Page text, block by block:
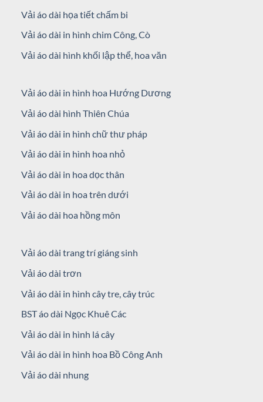
Vải áo dài họa tiết chấm bi
Vải áo dài in hình chim Công, Cò
Vải áo dài hình khối lập thể, hoa văn
Vải áo dài in hình hoa Hướng Dương
Vải áo dài hình Thiên Chúa
Vải áo dài in hình chữ thư pháp
Vải áo dài in hình hoa nhỏ
Vải áo dài in hoa dọc thân
Vải áo dài in hoa trên dưới
Vải áo dài hoa hồng môn
Vải áo dài trang trí giáng sinh
Vải áo dài trơn
Vải áo dài in hình cây tre, cây trúc
BST áo dài Ngọc Khuê Các
Vải áo dài in hình lá cây
Vải áo dài in hình hoa Bồ Công Anh
Vải áo dài nhung